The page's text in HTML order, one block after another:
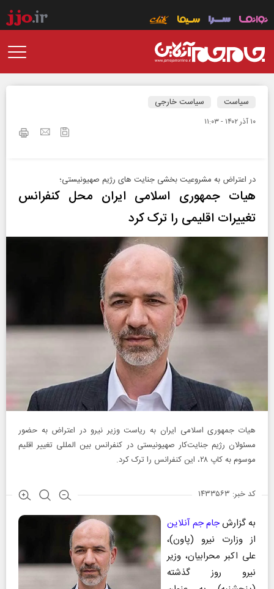
سیاست سیاست خارجی
۱۰ آذر ۱۴۰۲ - ۱۱:۰۳
در اعتراض به مشروعیت‌ بخشی جنایت‌ های رژیم صهیونیستی؛
هیات جمهوری اسلامی ایران محل کنفرانس
تغییرات اقلیمی را ترک کرد
هیات جمهوری اسلامی ایران به ریاست وزیر نیرو در اعتراض به حضور
مسئولان رژیم جنایت‌کار صهیونیستی در کنفرانس بین المللی تغییر اقلیم
موسوم به کاپ ۲۸، این کنفرانس را ترک کرد.
کد خبر: ۱۴۳۳۵۶۳
به گزارشجام جم آنلاین
از وزارت نیرو (پاون)،
علی اکبر محرابیان، وزیر
نیرو روز گذشته